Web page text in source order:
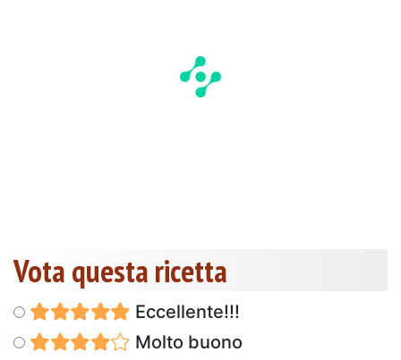
Vota questa ricetta
Eccellente!!!
Molto buono